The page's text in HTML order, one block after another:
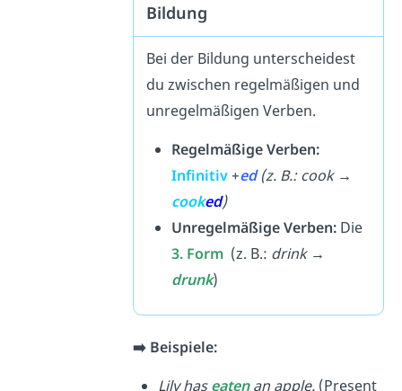
Bildung
Bei der Bildung unterscheidest
du zwischen regelmäßigen und
unregelmäßigen Verben.
Regelmäßige Verben:
Infinitiv+ed(z. B.: cook →
cooked)
Unregelmäßige Verben:Die
3. Form (z. B.: drink →
drunk)
➡️ Beispiele:
Lily haseatenan apple. (Present